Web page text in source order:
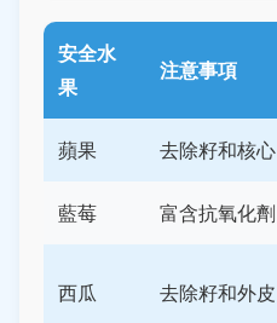
安全水
果
注意事項
蘋果 去除籽和核心
藍莓 富含抗氧化劑
西瓜 去除籽和外皮